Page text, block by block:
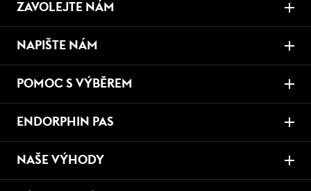
ZAVOLEJTE NÁM
NAPIŠTE NÁM
POMOC S VÝBĚREM
ENDORPHIN PAS
NAŠE VÝHODY